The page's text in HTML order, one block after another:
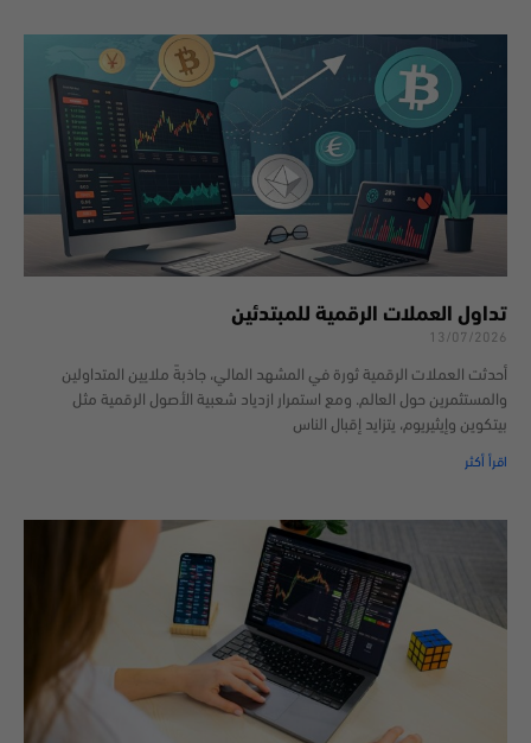
تداول العملات الرقمية للمبتدئين
13/07/2026
أحدثت العملات الرقمية ثورة في المشهد المالي، جاذبةً ملايين المتداولين
والمستثمرين حول العالم. ومع استمرار ازدياد شعبية الأصول الرقمية مثل
بيتكوين وإيثيريوم، يتزايد إقبال الناس
اقرأ أكثر